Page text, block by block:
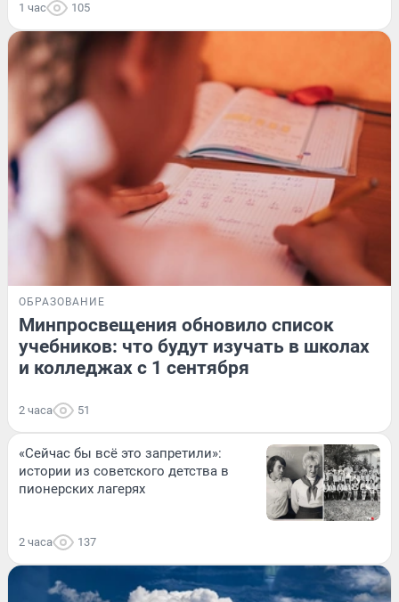
1 час 105
ОБРАЗОВАНИЕ
Минпросвещения обновило список
учебников: что будут изучать в школах
и колледжах с 1 сентября
2 часа 51
«Сейчас бы всё это запретили»:
истории из советского детства в
пионерских лагерях
2 часа 137